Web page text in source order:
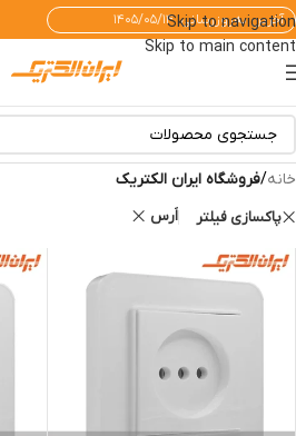
Skip to navigation
Skip to main content
آخرین به‌روزرسانی: ۱۴۰۵/۰۵/۱۴
خانه/فروشگاه ایران الکتریک
پاکسازی فیلتر اَرس